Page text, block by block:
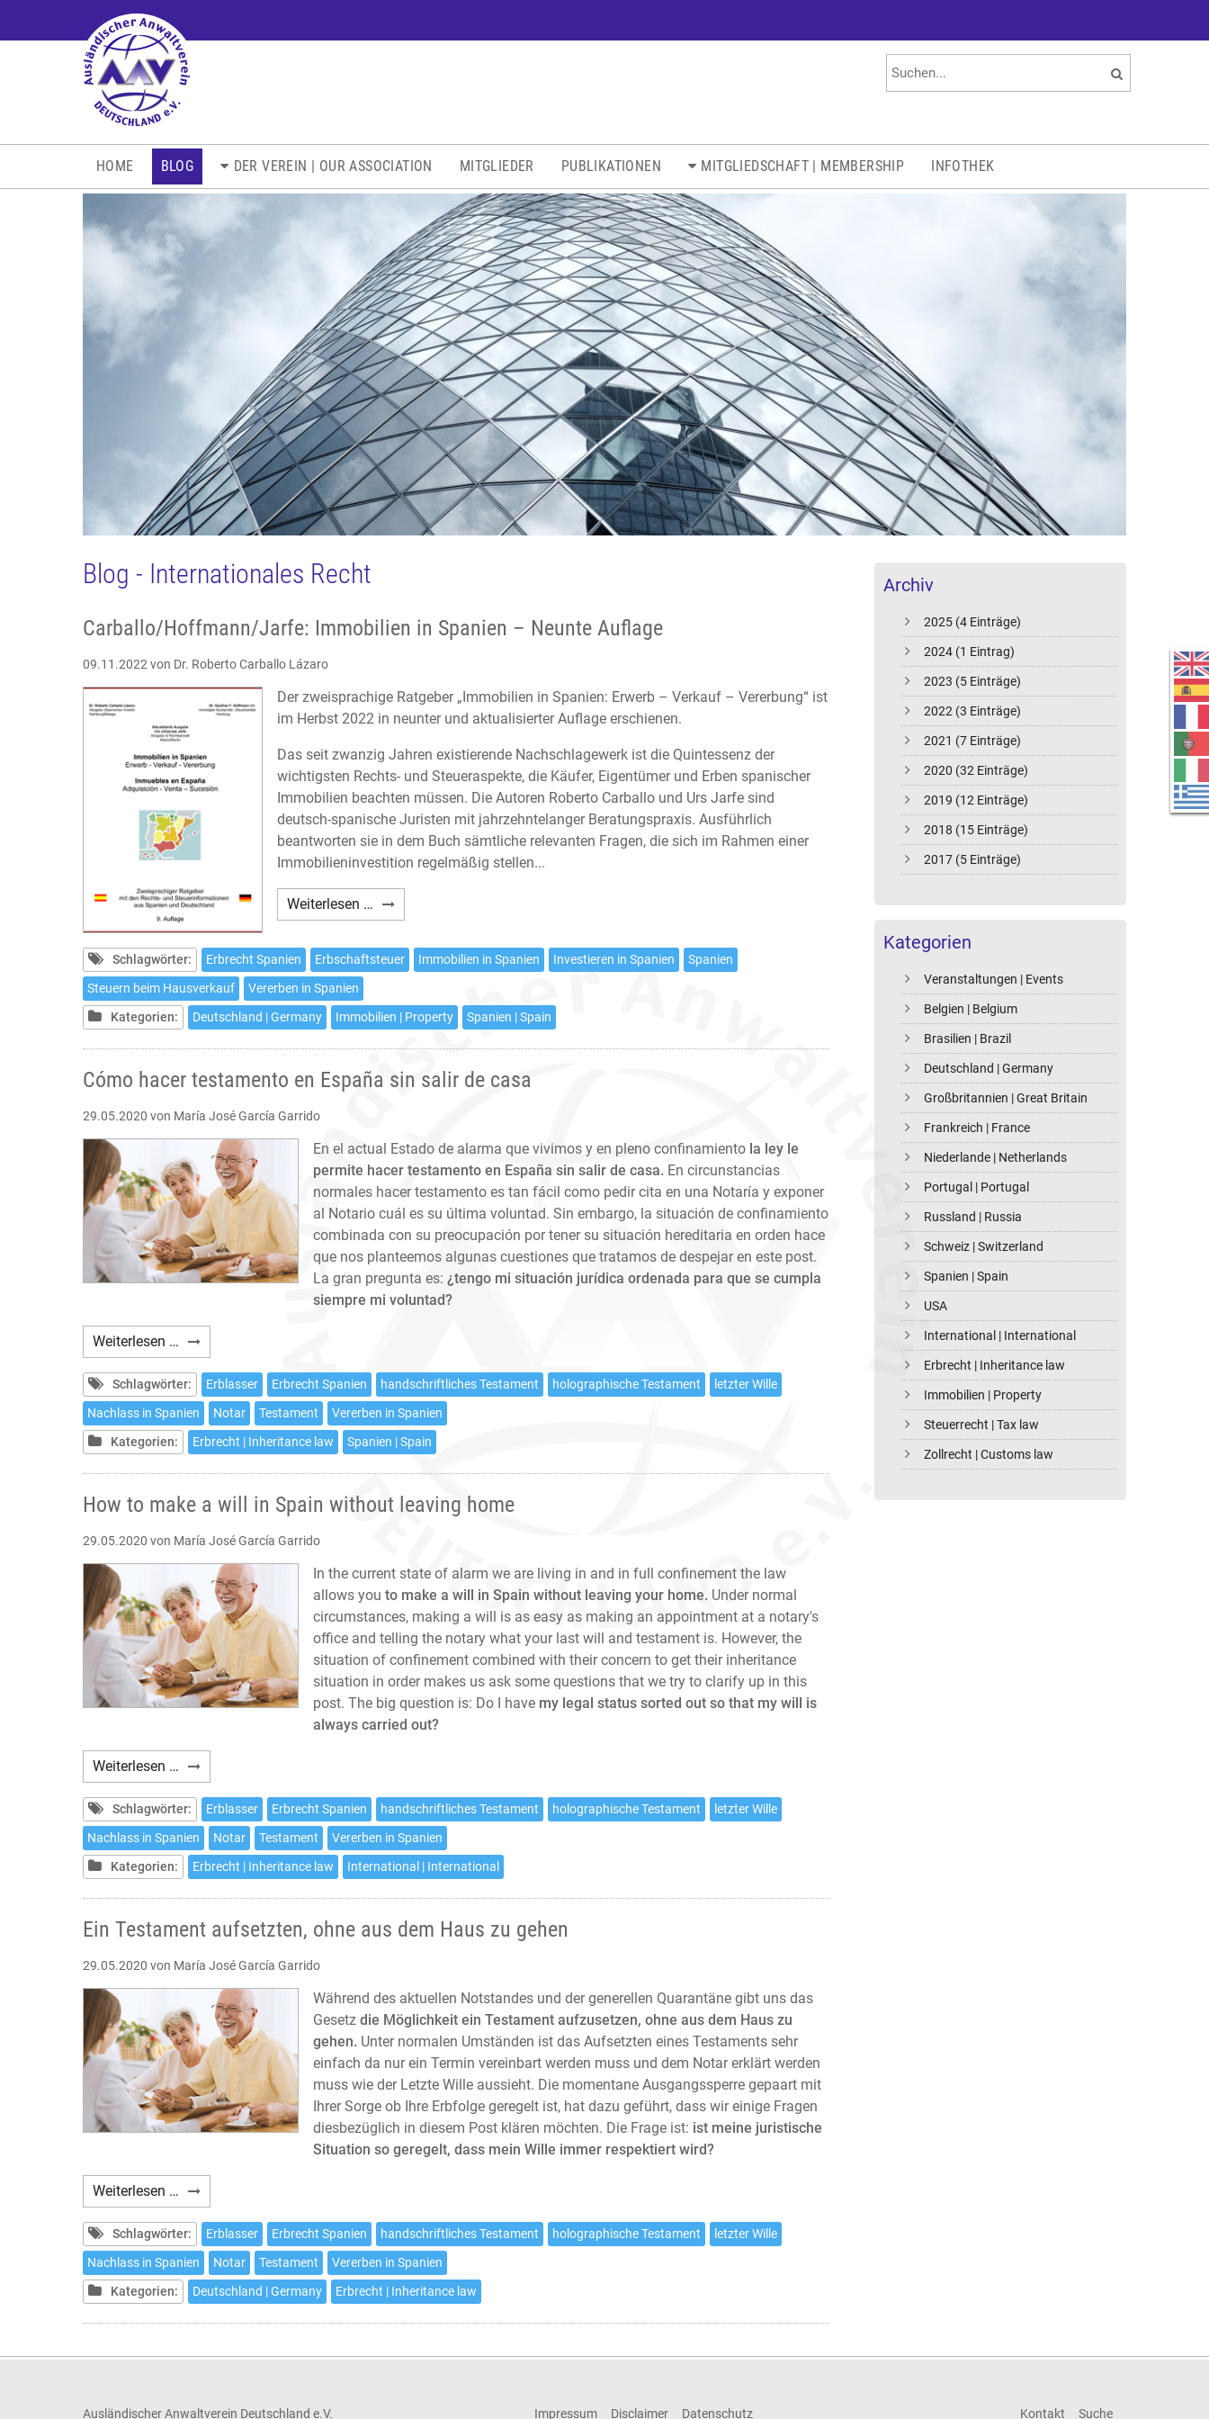
HOME BLOG DER VEREIN | OUR ASSOCIATION MITGLIEDER PUBLIKATIONEN MITGLIEDSCHAFT | MEMBERSHIP INFOTHEK
Archiv
2025 (4 Einträge)
2024 (1 Eintrag)
2023 (5 Einträge)
2022 (3 Einträge)
2021 (7 Einträge)
2020 (32 Einträge)
2019 (12 Einträge)
2018 (15 Einträge)
2017 (5 Einträge)
Kategorien
Veranstaltungen | Events
Belgien | Belgium
Brasilien | Brazil
Deutschland | Germany
Großbritannien | Great Britain
Frankreich | France
Niederlande | Netherlands
Portugal | Portugal
Russland | Russia
Schweiz | Switzerland
Spanien | Spain
USA
International | International
Erbrecht | Inheritance law
Immobilien | Property
Steuerrecht | Tax law
Zollrecht | Customs law
Blog - Internationales Recht
Carballo/Hoffmann/Jarfe: Immobilien in Spanien – Neunte Auflage
09.11.2022 von Dr. Roberto Carballo Lázaro
Der zweisprachige Ratgeber „Immobilien in Spanien: Erwerb – Verkauf – Vererbung“ ist
im Herbst 2022 in neunter und aktualisierter Auflage erschienen.
Das seit zwanzig Jahren existierende Nachschlagewerk ist die Quintessenz der
wichtigsten Rechts- und Steueraspekte, die Käufer, Eigentümer und Erben spanischer
Immobilien beachten müssen. Die Autoren Roberto Carballo und Urs Jarfe sind
deutsch-spanische Juristen mit jahrzehntelanger Beratungspraxis. Ausführlich
beantworten sie in dem Buch sämtliche relevanten Fragen, die sich im Rahmen einer
Immobilieninvestition regelmäßig stellen...
Weiterlesen … Carballo/Hoffmann/Jarfe:
Immobilien
in
Spanien
Neunte
Auflage
Schlagwörter: Erbrecht Spanien Erbschaftsteuer Immobilien in Spanien Investieren in Spanien
Spanien
Steuern beim Hausverkauf
Vererben in Spanien
Kategorien:
Deutschland | Germany Immobilien | Property Spanien | Spain
Cómo hacer testamento en España sin salir de casa
29.05.2020 von María José García Garrido
En el actual Estado de alarma que vivimos y en pleno confinamiento la ley le
permite hacer testamento en España sin salir de casa. En circunstancias
normales hacer testamento es tan fácil como pedir cita en una Notaría y exponer
al Notario cuál es su última voluntad. Sin embargo, la situación de confinamiento
combinada con su preocupación por tener su situación hereditaria en orden hace
que nos planteemos algunas cuestiones que tratamos de despejar en este post.
La gran pregunta es: ¿tengo mi situación jurídica ordenada para que se cumpla
siempre mi voluntad?
Weiterlesen … Cómo
hacer
testamento
en
España
sin
salir
de
casa
Schlagwörter: Erblasser Erbrecht Spanien handschriftliches Testament holographische Testament
letzter Wille
Nachlass in Spanien
Notar Testament
Vererben in Spanien
Kategorien:
Erbrecht | Inheritance law Spanien | Spain
How to make a will in Spain without leaving home
29.05.2020 von María José García Garrido
In the current state of alarm we are living in and in full confinement the law
allows you to make a will in Spain without leaving your home. Under normal
circumstances, making a will is as easy as making an appointment at a notary's
office and telling the notary what your last will and testament is. However, the
situation of confinement combined with their concern to get their inheritance
situation in order makes us ask some questions that we try to clarify up in this
post. The big question is: Do I have my legal status sorted out so that my will is
always carried out?
Weiterlesen … How
to
make
a
will
in
Spain
leaving
home
Schlagwörter: Erblasser Erbrecht Spanien handschriftliches Testament holographische Testament
letzter Wille
Nachlass in Spanien
Notar Testament
Vererben in Spanien
Kategorien:
Erbrecht | Inheritance law International | International
Ein Testament aufsetzten, ohne aus dem Haus zu gehen
29.05.2020 von María José García Garrido
Während des aktuellen Notstandes und der generellen Quarantäne gibt uns das
Gesetz die Möglichkeit ein Testament aufzusetzen, ohne aus dem Haus zu
gehen. Unter normalen Umständen ist das Aufsetzten eines Testaments sehr
einfach da nur ein Termin vereinbart werden muss und dem Notar erklärt werden
muss wie der Letzte Wille aussieht. Die momentane Ausgangssperre gepaart mit
Ihrer Sorge ob Ihre Erbfolge geregelt ist, hat dazu geführt, dass wir einige Fragen
diesbezüglich in diesem Post klären möchten. Die Frage ist: ist meine juristische
Situation so geregelt, dass mein Wille immer respektiert wird?
Weiterlesen … Ein
Testament
aufsetzten,
ohne
aus
dem
Haus
Schlagwörter: Erblasser Erbrecht Spanien handschriftliches Testament holographische Testament
letzter Wille
Nachlass in Spanien
Notar Testament
Vererben in Spanien
Kategorien:
Deutschland | Germany Erbrecht | Inheritance law
Ausländischer Anwaltverein Deutschland e.V. Impressum Disclaimer Datenschutz Kontakt Suche